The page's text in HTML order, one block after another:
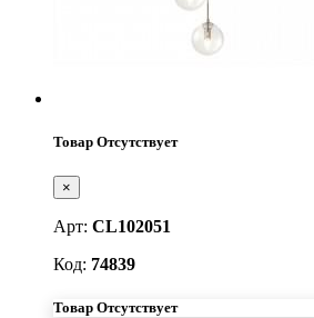
Товар Отсутствует
×
Арт: CL102051
Код: 74839
Товар Отсутствует